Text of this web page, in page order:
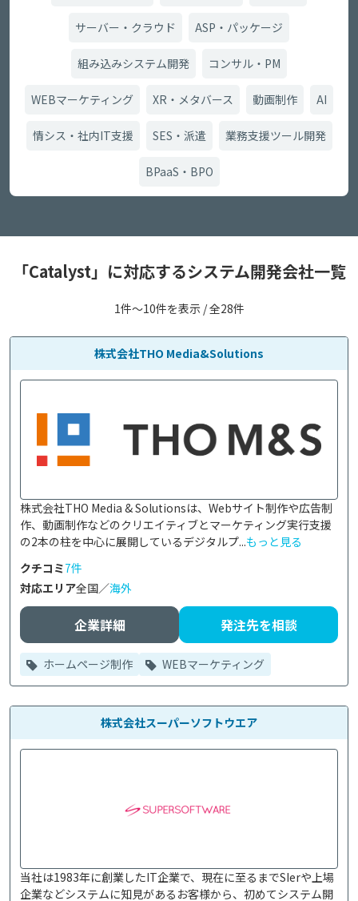
サーバー・クラウド ASP・パッケージ
組み込みシステム開発 コンサル・PM
WEBマーケティング XR・メタバース 動画制作 AI
情シス・社内IT支援 SES・派遣 業務支援ツール開発
BPaaS・BPO
「Catalyst」に対応するシステム開発会社一覧
1件〜10件を表示 / 全28件
株式会社THO Media&Solutions
株式会社THO Media & Solutionsは、Webサイト制作や広告制
作、動画制作などのクリエイティブとマーケティング実行支援
の2本の柱を中心に展開しているデジタルプ...もっと見る
クチコミ7件
対応エリア全国／海外
企業詳細 発注先を相談
ホームページ制作 WEBマーケティング
株式会社スーパーソフトウエア
当社は1983年に創業したIT企業で、現在に至るまでSIerや上場
企業などシステムに知見があるお客様から、初めてシステム開